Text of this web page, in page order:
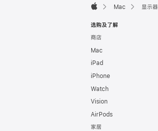
Mac 显示器
选购及了解
商店
Mac
iPad
iPhone
Watch
Vision
AirPods
家居